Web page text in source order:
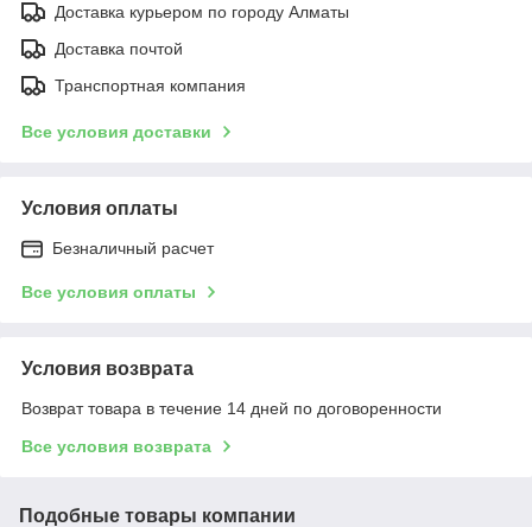
Доставка курьером по городу Алматы
Доставка почтой
Транспортная компания
Все условия доставки
Условия оплаты
Безналичный расчет
Все условия оплаты
Условия возврата
Возврат товара в течение 14 дней по договоренности
Все условия возврата
Подобные товары компании